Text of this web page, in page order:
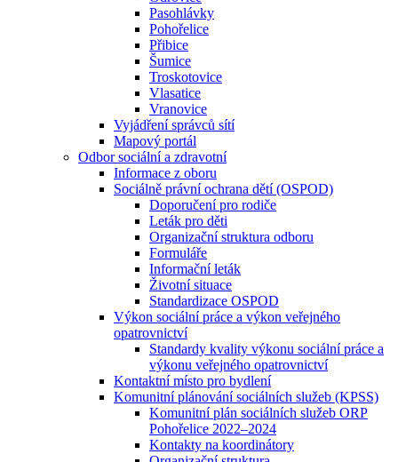
Pasohlávky
Pohořelice
Přibice
Šumice
Troskotovice
Vlasatice
Vranovice
Vyjádření správců sítí
Mapový portál
Odbor sociální a zdravotní
Informace z oboru
Sociálně právní ochrana dětí (OSPOD)
Doporučení pro rodiče
Leták pro děti
Organizační struktura odboru
Formuláře
Informační leták
Životní situace
Standardizace OSPOD
Výkon sociální práce a výkon veřejného
opatrovnictví
Standardy kvality výkonu sociální práce a
výkonu veřejného opatrovnictví
Kontaktní místo pro bydlení
Komunitní plánování sociálních služeb (KPSS)
Komunitní plán sociálních služeb ORP
Pohořelice 2022–2024
Kontakty na koordinátory